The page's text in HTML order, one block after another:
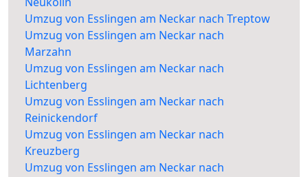
Umzug von Esslingen am Neckar nach Treptow
Umzug von Esslingen am Neckar nach
Marzahn
Umzug von Esslingen am Neckar nach
Lichtenberg
Umzug von Esslingen am Neckar nach
Reinickendorf
Umzug von Esslingen am Neckar nach
Kreuzberg
Umzug von Esslingen am Neckar nach